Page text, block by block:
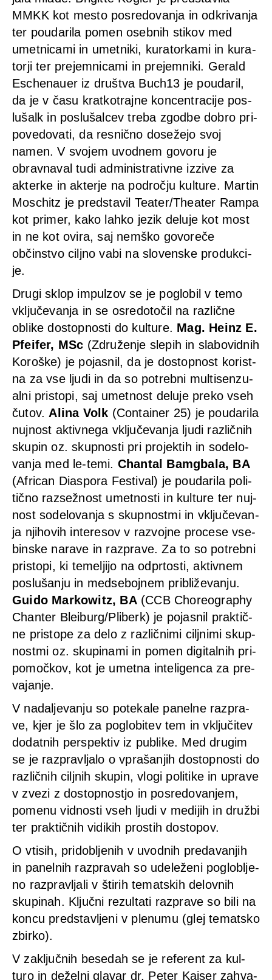
MMKK kot mes­to pos­re­do­van­ja in odkri­van­ja
ter pou­da­ri­la pomen oseb­nih sti­kov med
umet­ni­ca­mi in umet­ni­ki, kura­tor­ka­mi in kura­
tor­ji ter pre­jem­ni­ca­mi in pre­jem­ni­ki. Gerald
Eschen­au­er iz društ­va Buch13 je pou­da­ril,
da je v času krat­ko­t­ra­j­ne kon­cen­tra­ci­je pos­
lušalk in pos­lušal­cev tre­ba zgod­be dob­ro pri­
po­ve­do­va­ti, da res­nič­no doseže­jo svoj
namen. V svo­jem uvod­nem govoru je
obravna­val tudi admi­nis­tra­tiv­ne izzi­ve za
akter­ke in akter­je na področ­ju kul­tu­re. Mar­tin
Mos­chitz je predsta­vil Teater/Theater Ram­pa
kot pri­mer, kako lah­ko jezik delu­je kot most
in ne kot ovi­ra, saj nemš­ko govor­eče
občinst­vo cil­j­no vabi na slovens­ke pro­duk­ci­
je.
Dru­gi sklop impul­zov se je poglo­bil v temo
vključe­van­ja in se osre­do­točil na raz­lič­ne
obli­ke dostop­nos­ti do kul­tu­re. Mag. Heinz E.
Pfei­fer, MSc (Združen­je slepih in sla­bo­vid­nih
Koroške) je pojas­nil, da je dostop­nost korist­
na za vse lju­di in da so potreb­ni mul­ti­sen­zu­
al­ni pris­to­pi, saj umet­nost delu­je pre­ko vseh
čutov. Ali­na Volk (Con­tai­ner 25) je pou­da­ri­la
nuj­nost aktiv­ne­ga vključe­van­ja lju­di raz­lič­nih
sku­pin oz. skup­nos­ti pri pro­jek­tih in sodel­o­
van­ja med le-temi. Chan­tal Bamg­ba­la, BA
(Afri­can Dia­spo­ra Fes­ti­val) je pou­da­ri­la poli­
tič­no raz­sež­nost umet­nos­ti in kul­tu­re ter nuj­
nost sodel­o­van­ja s skup­nost­mi in vključe­van­
ja nji­ho­vih inte­re­sov v raz­vo­j­ne pro­ce­se vse­
bins­ke nara­ve in raz­pra­ve. Za to so potreb­ni
pris­to­pi, ki temel­ji­jo na odpr­to­s­ti, aktiv­nem
pos­lušan­ju in meds­ebo­j­nem pri­bliže­van­ju.
Gui­do Mar­ko­witz, BA(CCB Cho­reo­gra­phy
Chan­ter Bleiburg/Pliberk) je pojas­nil prak­tič­
ne prist­o­pe za delo z raz­lič­ni­mi cil­j­ni­mi skup­
nost­mi oz. sku­pina­mi in pomen digi­tal­nih pri­
po­moč­kov, kot je umet­na inte­li­gen­ca za pre­
va­jan­je.
V nadal­je­van­ju so pote­ka­le panel­ne raz­pra­
ve, kjer je šlo za poglo­bi­tev tem in vključi­tev
dodat­nih per­spek­tiv iz publi­ke. Med drug­im
se je raz­pravlja­lo o vprašan­jih dostop­nos­ti do
raz­lič­nih cil­j­nih sku­pin, vlo­gi poli­ti­ke in upra­ve
v zve­zi z dostop­nost­jo in pos­re­do­van­jem,
pome­nu vid­nos­ti vseh lju­di v medi­jih in druž­bi
ter prak­tič­nih vidi­kih pro­s­tih dos­to­pov.
O vti­sih, pri­d­o­blje­nih v uvod­nih pre­da­van­jih
in panel­nih raz­pra­vah so ude­leže­ni pogloblje­
no raz­pravlja­li v šti­rih temats­kih del­ov­nih
sku­pi­nah. Ključ­ni rezul­ta­ti raz­pra­ve so bili na
kon­cu predstavlje­ni v ple­nu­mu (glej temats­ko
zbir­ko).
V zaključ­nih bese­dah se je refe­rent za kul­
turo in dežel­ni gla­var dr. Peter Kai­ser zah­va­